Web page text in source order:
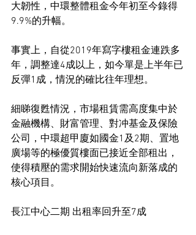
大韌性，中環整體租金今年初至今錄得
9.9%的升幅。
事實上，自從2019年寫字樓租金連跌多
年，調整達4成以上，如今單是上半年已
反彈1成，情況的確比往年理想。
細睇復甦情況，市場租賃需高度集中於
金融機構、財富管理、對冲基金及保險
公司，中環超甲廈如國金1及2期、置地
廣場等的極優質樓面已接近全部租出，
使得積壓的需求開始快速流向新落成的
核心項目。
長江中心二期 出租率回升至7成